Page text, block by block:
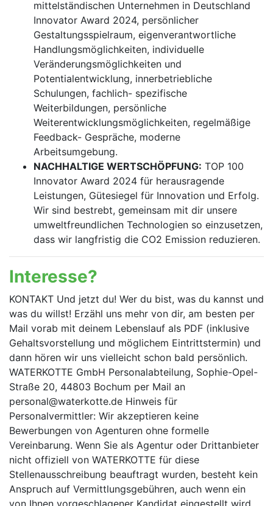
mittelständischen Unternehmen in Deutschland
Innovator Award 2024, persönlicher
Gestaltungsspielraum, eigenverantwortliche
Handlungsmöglichkeiten, individuelle
Veränderungsmöglichkeiten und
Potentialentwicklung, innerbetriebliche
Schulungen, fachlich- spezifische
Weiterbildungen, persönliche
Weiterentwicklungsmöglichkeiten, regelmäßige
Feedback- Gespräche, moderne
Arbeitsumgebung.
NACHHALTIGE WERTSCHÖPFUNG: TOP 100
Innovator Award 2024 für herausragende
Leistungen, Gütesiegel für Innovation und Erfolg.
Wir sind bestrebt, gemeinsam mit dir unsere
umweltfreundlichen Technologien so einzusetzen,
dass wir langfristig die CO2 Emission reduzieren.
Interesse?
KONTAKT Und jetzt du! Wer du bist, was du kannst und
was du willst! Erzähl uns mehr von dir, am besten per
Mail vorab mit deinem Lebenslauf als PDF (inklusive
Gehalts­vorstellung und möglichem Eintrittstermin) und
dann hören wir uns vielleicht schon bald persönlich.
WATERKOTTE GmbH Personalabteilung, Sophie-Opel-
Straße 20, 44803 Bochum per Mail an
personal@waterkotte.de Hinweis für
Personalvermittler: Wir akzeptieren keine
Bewerbungen von Agenturen ohne formelle
Vereinbarung. Wenn Sie als Agentur oder Drittanbieter
nicht offiziell von WATERKOTTE für diese
Stellenausschreibung beauftragt wurden, besteht kein
Anspruch auf Vermittlungsgebühren, auch wenn ein